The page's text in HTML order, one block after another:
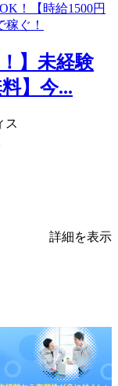
】未経験
】今...
ス
詳細を表示